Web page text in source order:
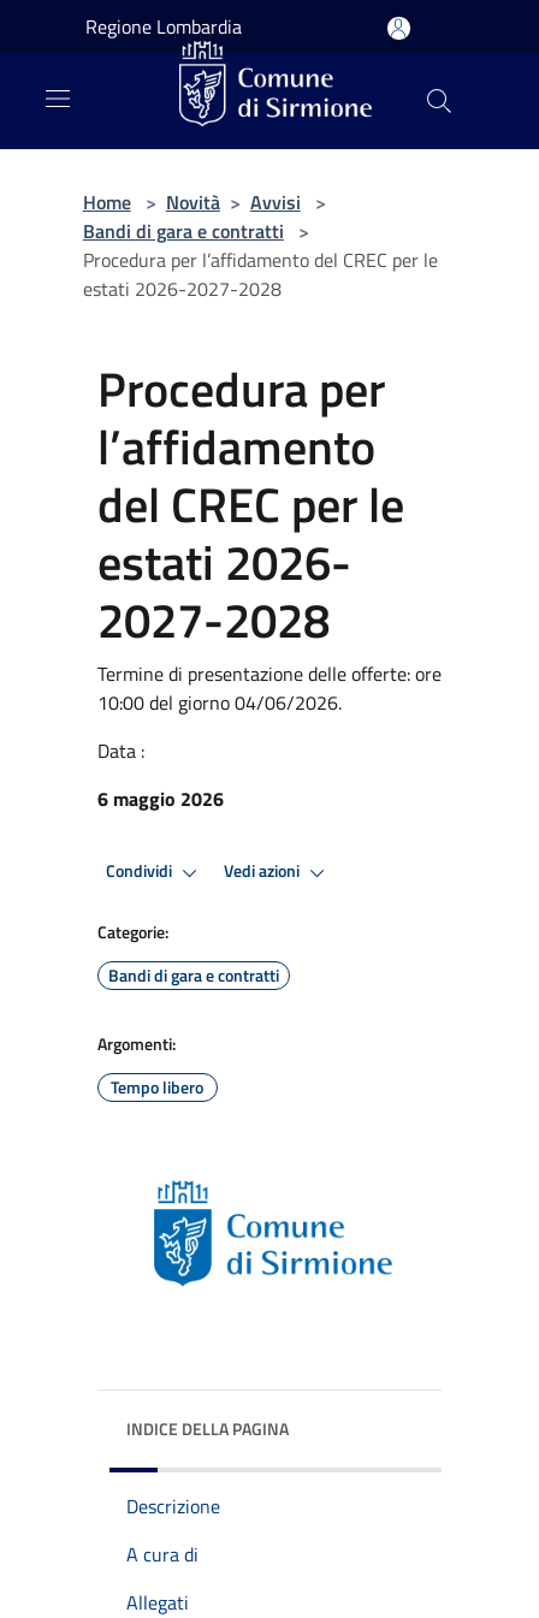
Salta al contenuto principale
Regione Lombardia
Home > Novità > Avvisi >
Bandi di gara e contratti >
Procedura per l’affidamento del CREC per le
estati 2026-2027-2028
Procedura per
l’affidamento
del CREC per le
estati 2026-
2027-2028
Termine di presentazione delle offerte: ore
10:00 del giorno 04/06/2026.
Data :
6 maggio 2026
Condividi Vedi azioni
Categorie:
Bandi di gara e contratti
Argomenti:
Tempo libero
INDICE DELLA PAGINA
Descrizione
A cura di
Allegati